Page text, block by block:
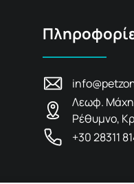
Λεωφ.
Ρέθυμνο,
+30 28311